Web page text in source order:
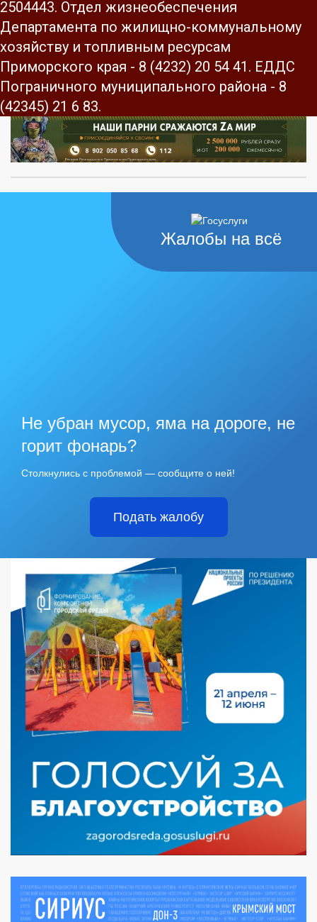
2504443. Отдел жизнеобеспечения
Департамента по жилищно-коммунальному
хозяйству и топливным ресурсам
Приморского края - 8 (4232) 20 54 41. ЕДДС
Пограничного муниципального района - 8
(42345) 21 6 83.
Жалобы на всё
Не убран мусор, яма на дороге, не
горит фонарь?
Столкнулись с проблемой — сообщите о ней!
Подать жалобу